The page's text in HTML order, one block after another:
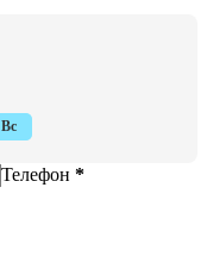
Телефон *
Вс